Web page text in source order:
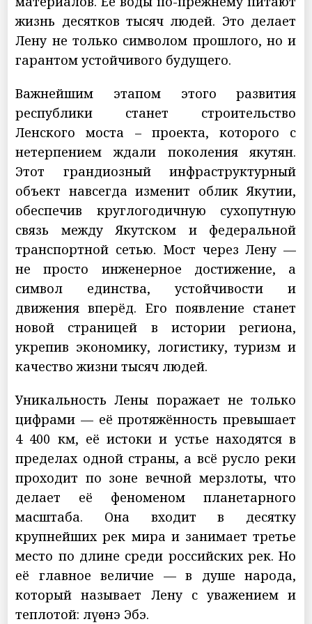
жизнь десятков тысяч людей. Это делает
Лену не только символом прошлого, но и
гарантом устойчивого будущего.
Важнейшим этапом этого развития
республики станет строительство
Ленского моста – проекта, которого с
нетерпением ждали поколения якутян.
Этот грандиозный инфраструктурный
объект навсегда изменит облик Якутии,
обеспечив круглогодичную сухопутную
связь между Якутском и федеральной
транспортной сетью. Мост через Лену —
не просто инженерное достижение, а
символ единства, устойчивости и
движения вперёд. Его появление станет
новой страницей в истории региона,
укрепив экономику, логистику, туризм и
качество жизни тысяч людей.
Уникальность Лены поражает не только
цифрами — её протяжённость превышает
4 400 км, её истоки и устье находятся в
пределах одной страны, а всё русло реки
проходит по зоне вечной мерзлоты, что
делает её феноменом планетарного
масштаба. Она входит в десятку
крупнейших рек мира и занимает третье
место по длине среди российских рек. Но
её главное величие — в душе народа,
который называет Лену с уважением и
теплотой: Өлүөнэ Эбэ.